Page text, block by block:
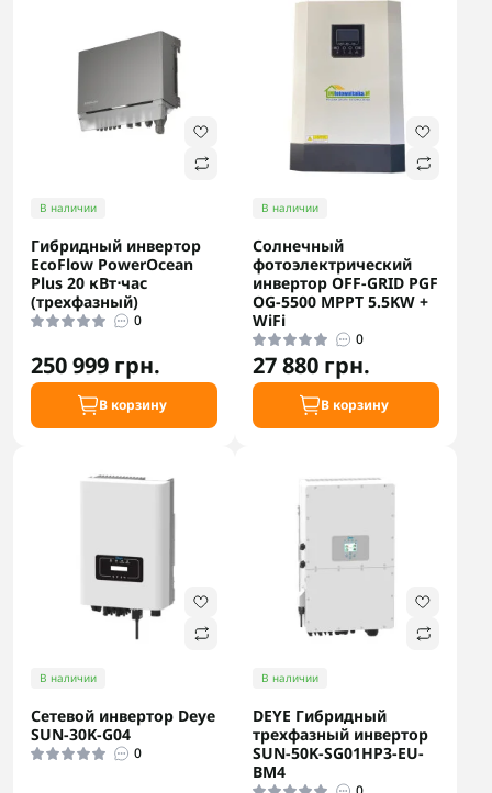
В наличии
Гибридный инвертор
EcoFlow PowerOcean
Plus 20 кВт⋅час
(трехфазный)
0
250 999 грн.
В корзину
В наличии
Солнечный
фотоэлектрический
инвертор OFF-GRID PGF
OG-5500 MPPT 5.5KW +
WiFi
0
27 880 грн.
В корзину
В наличии
Сетевой инвертор Deye
SUN-30K-G04
0
В наличии
DEYE Гибридный
трехфазный инвертор
SUN-50K-SG01HP3-EU-
BM4